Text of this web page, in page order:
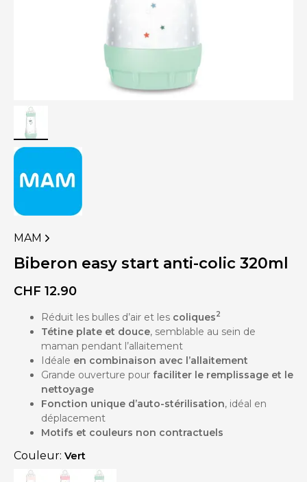
VOIR
PLUS
DE
DE
MAM
Biberon easy start anti-colic 320ml
CHF 12.90
Réduit les bulles d’air et les coliques2
Tétine plate et douce, semblable au sein de
maman pendant l’allaitement
Idéale en combinaison avec l’allaitement
Grande ouverture pour faciliter le remplissage et le
nettoyage
Fonction unique d’auto-stérilisation, idéal en
déplacement
Motifs et couleurs non contractuels
Couleur: Vert